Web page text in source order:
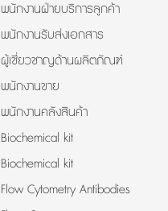
พนักงานฝ่ายบริการลูกค้า
พนักงานรับส่งเอกสาร
ผู้เชี่ยวชาญด้านผลิตภัณฑ์
พนักงานขาย
พนักงานคลังสินค้า
Biochemical kit
Biochemical kit
Flow Cytometry Antibodies